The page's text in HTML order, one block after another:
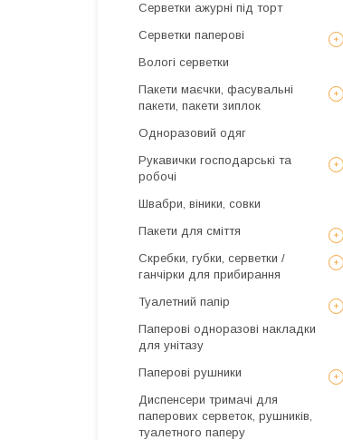
Серветки ажурні під торт
Серветки паперові
Вологі серветки
Пакети маєчки, фасувальні
пакети, пакети зиплок
Одноразовий одяг
Рукавички господарські та
робочі
Швабри, віники, совки
Пакети для сміття
Скребки, губки, серветки /
ганчірки для прибирання
Туалетний папір
Паперові одноразові накладки
для унітазу
Паперові рушники
Диспенсери тримачі для
паперових серветок, рушників,
туалетного паперу